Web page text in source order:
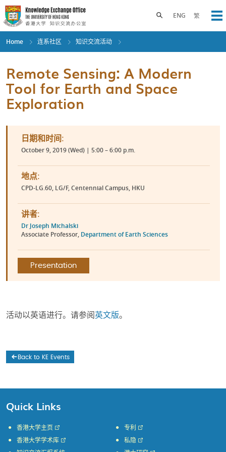
Skip
to
main
content
ENG 繁
Toggle search panel
Home 连系社区 知识交流活动
Remote Sensing: A Modern
Tool for Earth and Space
Exploration
日期和时间:
October 9, 2019 (Wed) | 5:00 – 6:00 p.m.
地点:
CPD-LG.60, LG/F, Centennial Campus, HKU
讲者:
Dr Joseph Michalski
Associate Professor, Department of Earth Sciences
Presentation
活动以英语进行。请参阅 英文版。
Back to KE Events
Quick Links
香港大学主页
香港大学学术库
专利
私隐